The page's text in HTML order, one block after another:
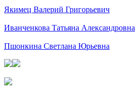
Якимец Валерий Григорьевич
Иванченкова Татьяна Александровна
Пшонкина Светлана Юрьевна